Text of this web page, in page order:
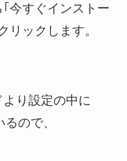
今すぐインストー
リックします。
り設定の中に
ので、